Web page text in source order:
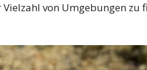
von Umgebungen zu